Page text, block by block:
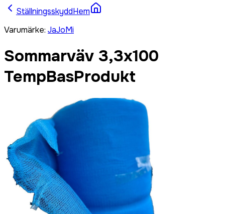
StällningsskyddHem
Varumärke: JaJoMi
Sommarväv 3,3x100
TempBasProdukt